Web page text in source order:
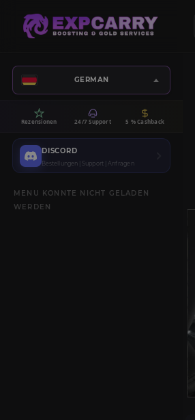
GERMAN
Rezensionen 24/7 Support 5 % Cashback
DISCORD
Bestellungen | Support | Anfragen
MENU KONNTE NICHT GELADEN
WERDEN